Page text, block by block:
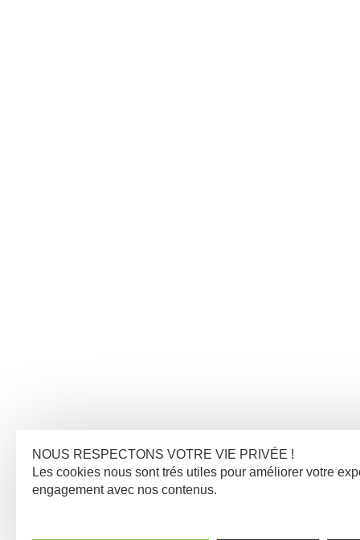
NOUS RESPECTONS VOTRE VIE PRIVÉE !
Les cookies nous sont trés utiles pour améliorer votre
engagement avec nos contenus.